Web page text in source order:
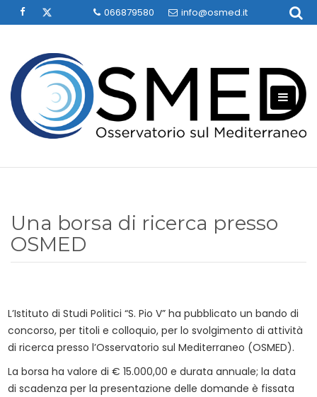
to
066879580 info@osmed.it
Una borsa di ricerca presso
OSMED
L’Istituto di Studi Politici “S. Pio V” ha pubblicato un bando di
concorso, per titoli e colloquio, per lo svolgimento di attività
di ricerca presso l’Osservatorio sul Mediterraneo (OSMED).
La borsa ha valore di € 15.000,00 e durata annuale; la data
di scadenza per la presentazione delle domande è fissata